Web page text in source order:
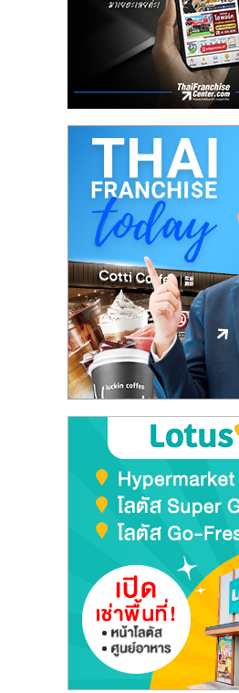
ปรึกษา
การ
ลงทุน
และ
ขยาย
ไชส์,